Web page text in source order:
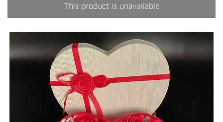
This product is unavailable